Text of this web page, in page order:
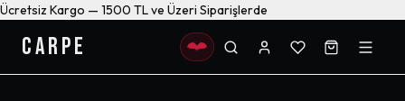
Ücretsiz Kargo — 1500 TL ve Üzeri Siparişlerde
CARPE